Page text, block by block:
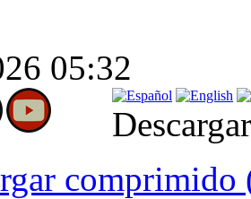
05:32
comprimido